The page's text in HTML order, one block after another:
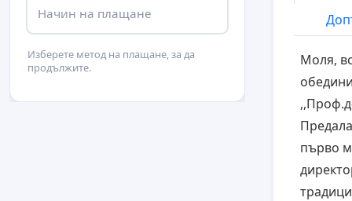
Моля,
първо
Начин на плащане
Изберете метод на плащане, за да
продължите.